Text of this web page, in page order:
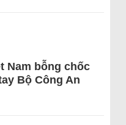
Nam bỗng chốc
Bộ Công An